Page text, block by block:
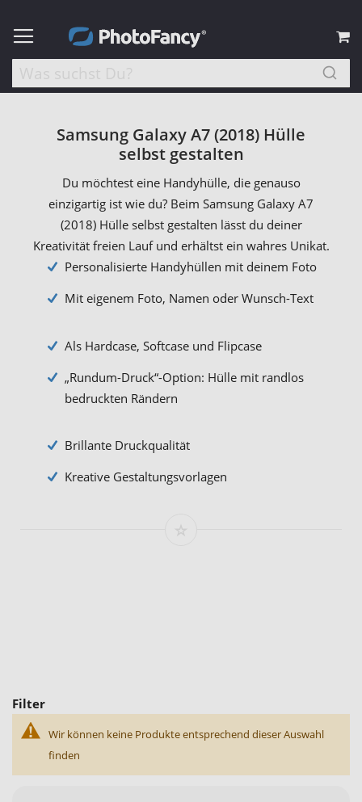
Samsung Galaxy A7 (2018) Hülle
selbst gestalten
Du möchtest eine Handyhülle, die genauso
einzigartig ist wie du? Beim Samsung Galaxy A7
(2018) Hülle selbst gestalten lässt du deiner
Kreativität freien Lauf und erhältst ein wahres Unikat.
Personalisierte Handyhüllen mit deinem Foto
Mit eigenem Foto, Namen oder Wunsch-Text
Als Hardcase, Softcase und Flipcase
„Rundum-Druck“-Option: Hülle mit randlos
bedruckten Rändern
Brillante Druckqualität
Kreative Gestaltungsvorlagen
Filter
Wir können keine Produkte entsprechend dieser Auswahl
finden